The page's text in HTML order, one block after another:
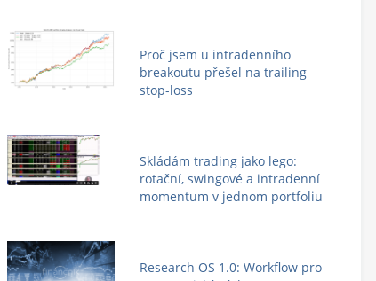
Proč jsem u intradenního
breakoutu přešel na trailing
stop-loss
Skládám trading jako lego:
rotační, swingové a intradenní
momentum v jednom portfoliu
Research OS 1.0: Workflow pro